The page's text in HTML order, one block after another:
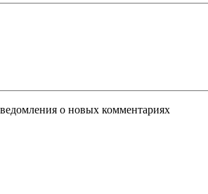
о новых комментариях